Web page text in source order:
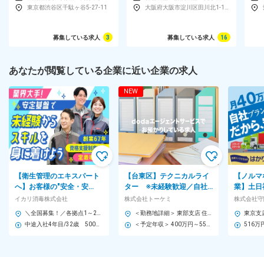
東京都渋谷区千駄ヶ谷5-27-11
募集している求人 3 募集している求人 16
あなたが閲覧している企業に近い企業の求人
【衛生管理のエキスパート
へ】お客様の"安全・安
心"を支える、やりがいのあ
る仕事です
イカリ消毒株式会社
NEW
【台東区】テクニカルライ
ター ※未経験歓迎／自社
装置の説明書・仕様書の作
成／内勤中心／月残業10h
株式会社トーケミ
【ノル
業】土日
業界トッ
ランド
カー
株式会社